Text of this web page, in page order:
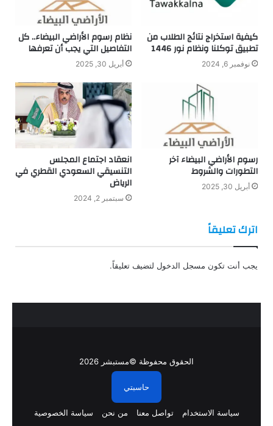
كيفية استخراج نتائج الطلاب من
تطبيق توكلنا ونظام نور 1446
نوفمبر 6, 2024
نظام رسوم الأراضي البيضاء.. كل
التفاصيل التي يجب أن تعرفها
أبريل 30, 2025
رسوم الأراضي البيضاء آخر
التطورات والشروط
أبريل 30, 2025
انعقاد اجتماع المجلس
التنسيقي السعودي القطري في
الرياض
سبتمبر 2, 2024
اترك تعليقاً
يجب أنت تكون مسجل الدخول لتضيف تعليقاً.
الحقوق محفوظة ©مستبشر 2026
حاسبتي
سياسة الاستخدام تواصل معنا من نحن سياسة الخصوصية